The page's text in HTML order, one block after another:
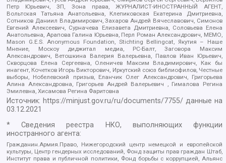
Петр Юрьевич, ЗП, Зона права, ЖУРНАЛИСТ-ИНОСТРАННЫЙ АГЕНТ,
Вольтская Татьяна Анатольевна, Клепиковская Екатерина Дмитриевна,
Сотников Даниил Владимирович, Захаров Андрей Вячеславович, Симонов
Евгений Алексеевич, Сурначева Елизавета Дмитриевна, Соловьева Елена
Анатольевна, Арапова Галина Юрьевна, Перл Роман Александрович, МЕМО,
Mason G.E.S. Anonymous Foundation, Stichting Bellingcat, Якутия – Наше
Мнение, Москоу диджитал медиа, РС-Балт, Заговора Максим
Александрович, Ветошкина Валерия Валерьевна, Павлов Иван Юрьевич,
Скворцова Елена Сергеевна, Оленичев Максим Владимирович, Как бы
инагент, Кочетков Игорь Викторович, Иркутский союз библиофилов, Честные
выборы, Нобелевский призыв, Еланчик Олег Александрович, Григорьева
Алина Александровна, Григорьев Андрей Валерьевич , Гималова Регина
Эмилевна, Хисамова Регина Фаритовна
Источник: https://minjust.gov.ru/ru/documents/7755/ данные на
03.12.2021
* Сведения реестра НКО, выполняющих функции
иностранного агента:
Гражданин.Армия.Право, Нижегородский центр немецкой и европейской
культуры, Центр гендерных исследований, Фонд защиты прав граждан Штаб,
Институт права и публичной политики, Фонд борьбы с коррупцией, Альянс